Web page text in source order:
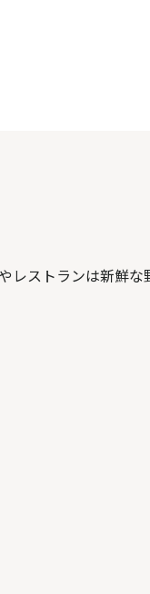
レストランは新鮮な